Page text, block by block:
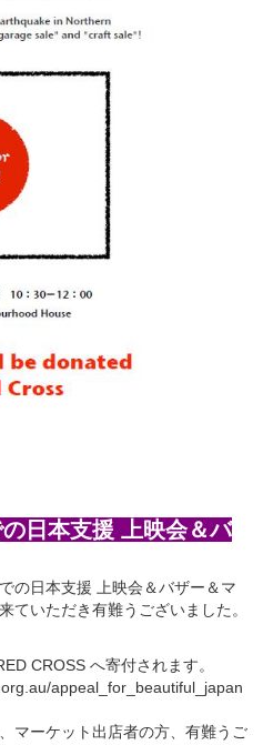
日本支援 上映会＆バ
の日本支援 上映会＆バザー＆マ
ていただき有難うございました。
CROSS へ寄付されます。
appeal_for_beautiful_japan
マーケット出店者の方、有難うご